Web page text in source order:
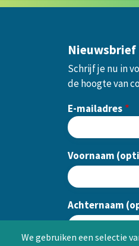
We gebruiken een selectie
Nieuwsbrief
Schrijf je nu in
de hoogte van
E-mailadres
Voornaam
Achternaam